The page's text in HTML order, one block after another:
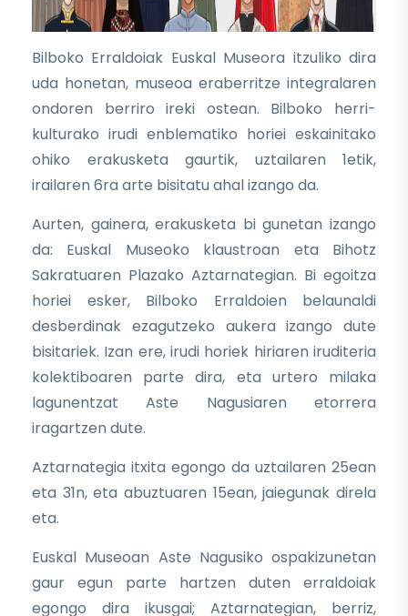
Bilboko Erraldoiak Euskal Museora itzuliko dira
uda honetan, museoa eraberritze integralaren
ondoren berriro ireki ostean. Bilboko herri-
kulturako irudi enblematiko horiei eskainitako
ohiko erakusketa gaurtik, uztailaren 1etik,
irailaren 6ra arte bisitatu ahal izango da.
Aurten, gainera, erakusketa bi gunetan izango
da: Euskal Museoko klaustroan eta Bihotz
Sakratuaren Plazako Aztarnategian. Bi egoitza
horiei esker, Bilboko Erraldoien belaunaldi
desberdinak ezagutzeko aukera izango dute
bisitariek. Izan ere, irudi horiek hiriaren iruditeria
kolektiboaren parte dira, eta urtero milaka
lagunentzat Aste Nagusiaren etorrera
iragartzen dute.
Aztarnategia itxita egongo da uztailaren 25ean
eta 31n, eta abuztuaren 15ean, jaiegunak direla
eta.
Euskal Museoan Aste Nagusiko ospakizunetan
gaur egun parte hartzen duten erraldoiak
egongo dira ikusgai; Aztarnategian, berriz,